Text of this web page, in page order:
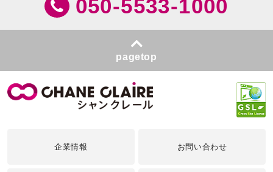
050-5533-1000
pagetop
企業情報 お問い合わせ